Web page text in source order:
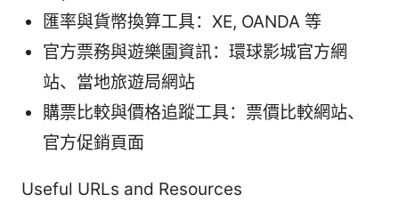
匯率與貨幣換算工具：XE, OANDA 等
官方票務與遊樂園資訊：環球影城官方網
站、當地旅遊局網站
購票比較與價格追蹤工具：票價比較網站、
官方促銷頁面
Useful URLs and Resources